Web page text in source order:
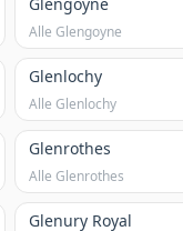
Alle Glengoyne
Glenlochy
Alle Glenlochy
Glenrothes
Alle Glenrothes
Glenury Royal